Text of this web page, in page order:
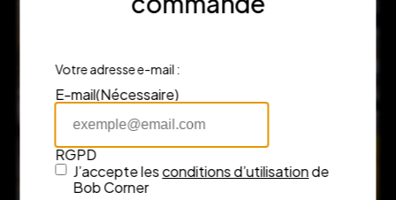
Votre adresse e-mail :
E-mail(Nécessaire)
RGPD
J’accepte lesconditions d’utilisationde
Bob Corner